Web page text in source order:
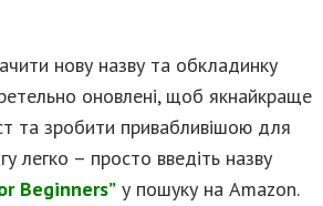
нову назву та обкладинку
оновлені, щоб якнайкраще
та зробити привабливішою для
легко – просто введіть назву
Beginners” у пошуку на Amazon.